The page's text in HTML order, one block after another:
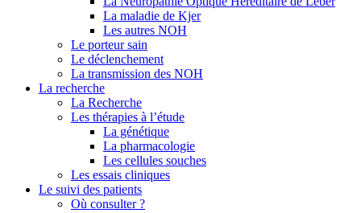
La maladie de Kjer
Les autres NOH
Le porteur sain
Le déclenchement
La transmission des NOH
La recherche
La Recherche
Les thérapies à l’étude
La génétique
La pharmacologie
Les cellules souches
Les essais cliniques
Le suivi des patients
Où consulter ?